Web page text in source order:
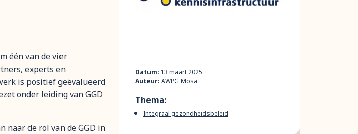
één van de vier
experts en
is positief geëvalueerd
onder leiding van GGD
naar de rol van de GGD in
Datum: 13 maart 2025
Auteur: AWPG Mosa
Thema:
Integraal gezondheidsbeleid